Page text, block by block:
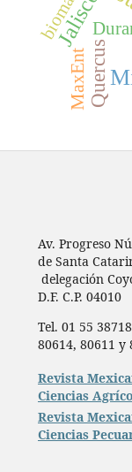
Jalisco
Quercus
MaxEnt
Av. Progreso
de Santa
delegación
D.F. C.P. 04010
Tel. 01 55
80614, 80611
Revista
Ciencias
Revista
Ciencias